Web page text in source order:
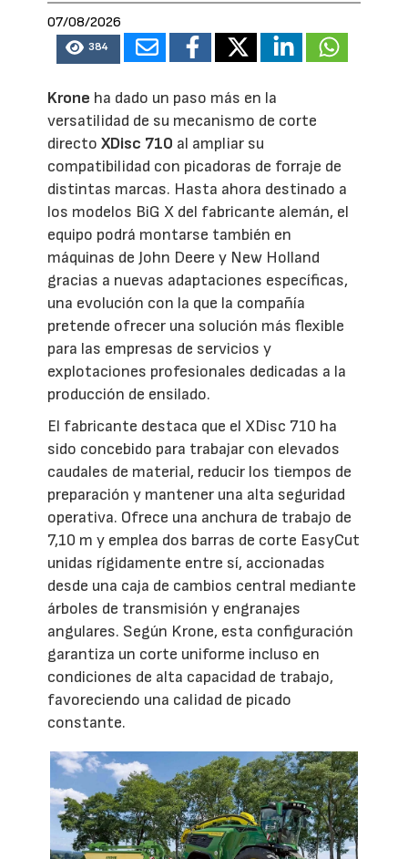
07/08/2026
384
Krone ha dado un paso más en la
versatilidad de su mecanismo de corte
directoXDisc 710 al ampliar su
compatibilidad con picadoras de forraje de
distintas marcas. Hasta ahora destinado a
los modelos BiG X del fabricante alemán, el
equipo podrá montarse también en
máquinas de John Deere y New Holland
gracias a nuevas adaptaciones específicas,
una evolución con la que la compañía
pretende ofrecer una solución más flexible
para las empresas de servicios y
explotaciones profesionales dedicadas a la
producción de ensilado.
El fabricante destaca que el XDisc 710 ha
sido concebido para trabajar con elevados
caudales de material, reducir los tiempos de
preparación y mantener una alta seguridad
operativa. Ofrece una anchura de trabajo de
7,10 m y emplea dos barras de corte EasyCut
unidas rígidamente entre sí, accionadas
desde una caja de cambios central mediante
árboles de transmisión y engranajes
angulares. Según Krone, esta configuración
garantiza un corte uniforme incluso en
condiciones de alta capacidad de trabajo,
favoreciendo una calidad de picado
constante.